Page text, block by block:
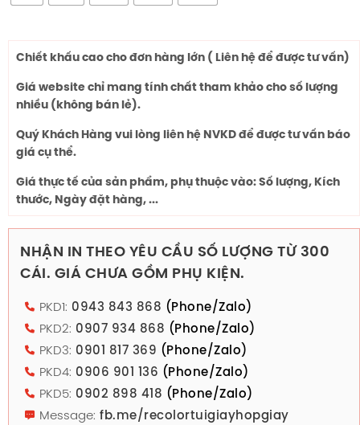
Chiết khấu cao cho đơn hàng lớn ( Liên hệ để được tư vấn)
Giá website chỉ mang tính chất tham khảo cho số lượng
nhiều (không bán lẻ).
Quý Khách Hàng vui lòng liên hệ NVKD để được tư vấn báo
giá cụ thể.
Giá thực tế của sản phẩm, phụ thuộc vào: Số lượng, Kích
thước, Ngày đặt hàng, ...
NHẬN IN THEO YÊU CẦU SỐ LƯỢNG TỪ 300
CÁI. GIÁ CHƯA GỒM PHỤ KIỆN.
PKD1: 0943 843 868 (Phone/Zalo)
PKD2: 0907 934 868 (Phone/Zalo)
PKD3: 0901 817 369 (Phone/Zalo)
PKD4: 0906 901 136 (Phone/Zalo)
PKD5: 0902 898 418 (Phone/Zalo)
Message: fb.me/recolortuigiayhopgiay